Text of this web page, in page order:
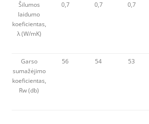
Šilumos
laidumo
koeficientas,
λ (W/mK)
0,7 0,7 0,7
Garso
sumažėjimo
koeficientas,
Rw (db)
56 54 53